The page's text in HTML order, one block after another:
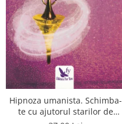
Hipnoza umanista. Schimba-
te cu ajutorul starilor de